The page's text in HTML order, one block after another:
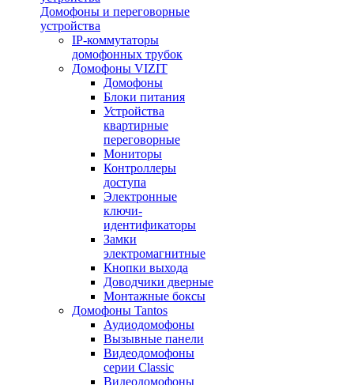
Домофоны и переговорные
устройства
IP-коммутаторы
домофонных трубок
Домофоны VIZIT
Домофоны
Блоки питания
Устройства
квартирные
переговорные
Мониторы
Контроллеры
доступа
Электронные
ключи-
идентификаторы
Замки
электромагнитные
Кнопки выхода
Доводчики дверные
Монтажные боксы
Домофоны Tantos
Аудиодомофоны
Вызывные панели
Видеодомофоны
серии Classic
Видеодомофоны